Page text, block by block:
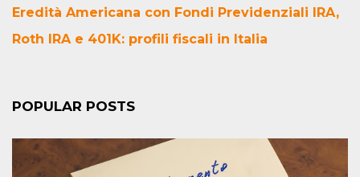
Eredità Americana con Fondi Previdenziali IRA,
Roth IRA e 401K: profili fiscali in Italia
POPULAR POSTS